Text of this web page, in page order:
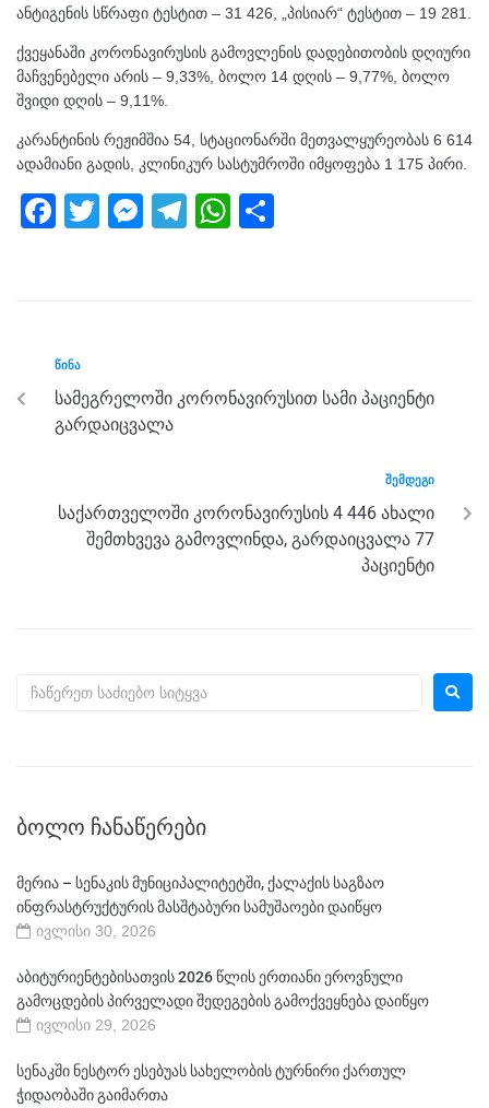
ანტიგენის სწრაფი ტესტით – 31 426, „პისიარ“ ტესტით – 19 281.
ქვეყანაში კორონავირუსის გამოვლენის დადებითობის დღიური
მაჩვენებელი არის – 9,33%, ბოლო 14 დღის – 9,77%, ბოლო
შვიდი დღის – 9,11%.
კარანტინის რეჟიმშია 54, სტაციონარში მეთვალყურეობას 6 614
ადამიანი გადის, კლინიკურ სასტუმროში იმყოფება 1 175 პირი.
F
b
o
o
T
M
g
er
T
m
W
p
p
ᲬᲘᲜᲐ
სამეგრელოში კორონავირუსით სამი პაციენტი
გარდაიცვალა
ᲨᲔᲛᲓᲔᲒᲘ
საქართველოში კორონავირუსის 4 446 ახალი
შემთხვევა გამოვლინდა, გარდაიცვალა 77
პაციენტი
ᲑᲝᲚᲝ ᲩᲐᲜᲐᲬᲔᲠᲔᲑᲘ
მერია – სენაკის მუნიციპალიტეტში, ქალაქის საგზაო
ინფრასტრუქტურის მასშტაბური სამუშაოები დაიწყო
ივლისი 30, 2026
აბიტურიენტებისათვის 2026 წლის ერთიანი ეროვნული
გამოცდების პირველადი შედეგების გამოქვეყნება დაიწყო
ივლისი 29, 2026
სენაკში ნესტორ ესებუას სახელობის ტურნირი ქართულ
ჭიდაობაში გაიმართა